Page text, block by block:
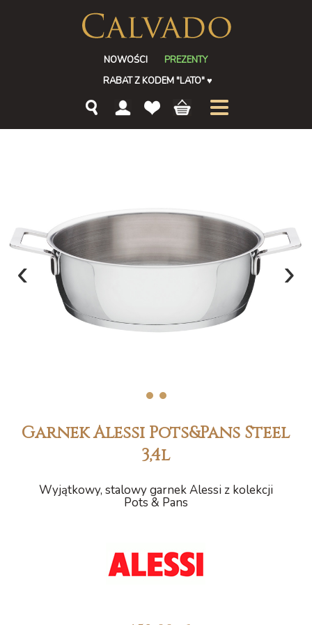
NOWOŚCI
PREZENTY
RABAT Z KODEM "LATO"♥
‹ ›
1 2
Garnek Alessi Pots&Pans Steel
3,4l
Wyjątkowy, stalowy garnek Alessi z kolekcji
Pots & Pans